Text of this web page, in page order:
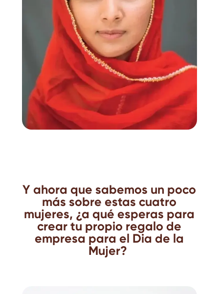
Y ahora que sabemos un poco
más sobre estas cuatro
mujeres, ¿a qué esperas para
crear tu propio regalo de
empresa para el Dia de la
Mujer?